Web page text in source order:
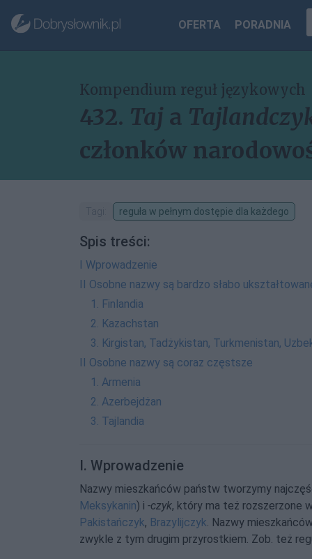
OFERTA PORADNIA
Kompendium reguł językowych
432. Taj a
członków
Tagi: reguła w pełnym dostępie dla każdego
Spis treści:
I Wprowadzenie
II Osobne nazwy są bardzo słabo
1. Finlandia
2. Kazachstan
3. Kirgistan, Tadżykistan, Turkmenistan,
II Osobne nazwy są coraz częstsze
1. Armenia
2. Azerbejdżan
3. Tajlandia
I. Wprowadzenie
Nazwy mieszkańców państw tworzymy
Meksykanin) i ‑czyk, który ma też rozszerzone
Pakistańczyk, Brazylijczyk. Nazwy
zwykle z tym drugim przyrostkiem. Zob. też